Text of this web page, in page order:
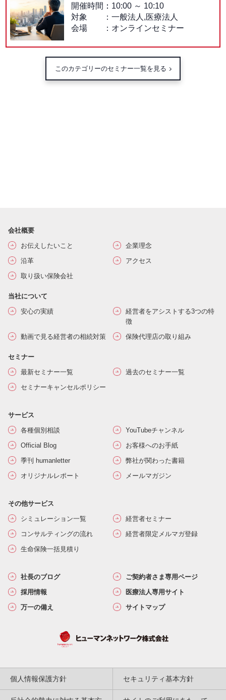
開催時間： 10:00～ 10:10
対象
一般法人,医療法人
会場
オンラインセミナー
このカテゴリーのセミナー一覧を見る
会社概要
お伝えしたいこと
企業理念
沿革
アクセス
取り扱い保険会社
当社について
安心の実績
経営者をアシストする3つの特
徴
動画で見る経営者の相続対策
保険代理店の取り組み
セミナー
最新セミナー一覧
過去のセミナー一覧
セミナーキャンセルポリシー
サービス
各種個別相談
YouTubeチャンネル
Official Blog
お客様へのお手紙
季刊 humanletter
弊社が関わった書籍
オリジナルレポート
メールマガジン
その他サービス
シミュレーション一覧
経営者セミナー
コンサルティングの流れ
経営者限定メルマガ登録
生命保険一括見積り
社長のブログ
ご契約者さま専用ページ
採用情報
医療法人専用サイト
万一の備え
サイトマップ
個人情報保護方針 セキュリティ基本方針